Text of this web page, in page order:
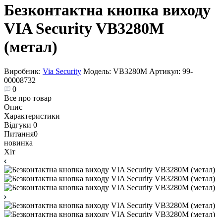
Безконтактна кнопка виходу
VIA Security VB3280M
(метал)
Виробник: Via Security Модель: VB3280M Артикул: 99-
00008732
0
Все про товар
Опис
Характеристики
Відгуки 0
Питання0
новинка
Хіт